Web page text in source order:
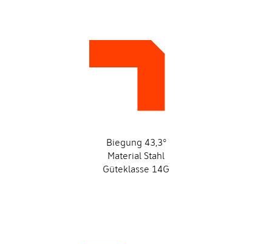
Biegung 43,3°
Material Stahl
Güteklasse 14G